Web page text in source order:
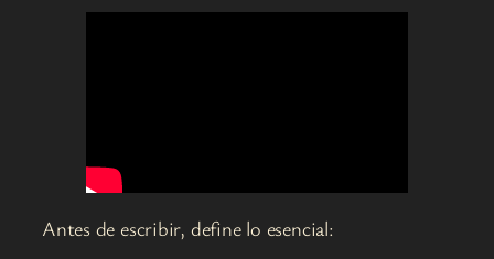
Antes de escribir, define lo esencial: